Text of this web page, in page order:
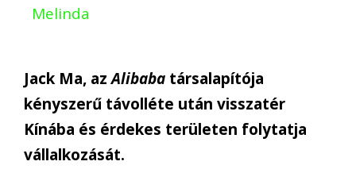
Melinda
Jack Ma, azAlibaba társalapítója
kényszerű távolléte után visszatér
Kínába és érdekes területen folytatja
vállalkozását.